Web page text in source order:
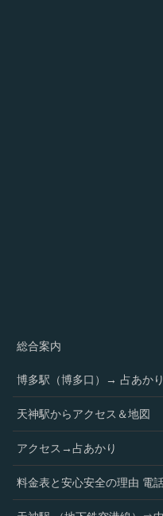
総合案内
博多駅（博多口）→ 占あか
天神駅からアクセス＆地図
アクセス→占あかり
料金表と安心安全の理由 電